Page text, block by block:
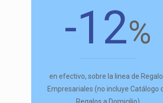
-12%
en efectivo, sobre la linea de
Empresariales (no incluye Catálogo